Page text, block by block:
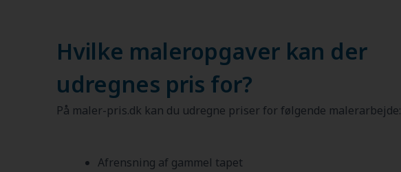
Hvilke maleropgaver kan der
udregnes pris for?
På maler-pris.dk kan du udregne priser for følgende malerarbejde:
Afrensning af gammel tapet